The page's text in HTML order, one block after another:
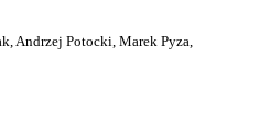
Andrzej Potocki, Marek Pyza,